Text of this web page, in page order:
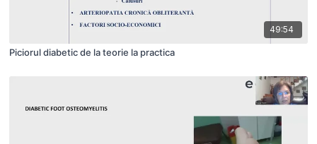
49:54
Piciorul diabetic de la teorie la practica